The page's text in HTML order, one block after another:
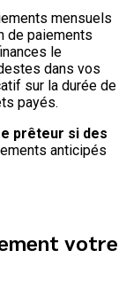
mensuels
de paiements
le
dans vos
sur la durée de
payés.
prêteur si des
anticipés
votre